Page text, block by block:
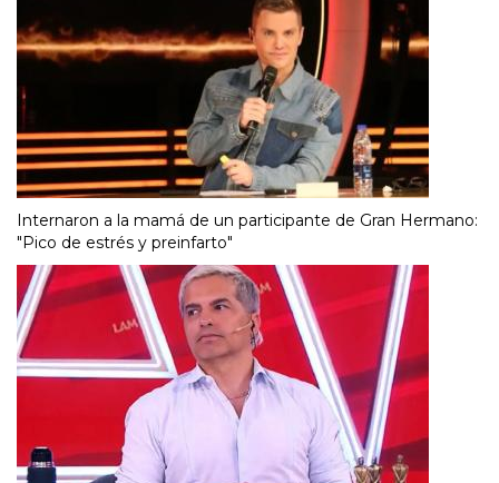
Internaron a la mamá de un participante de Gran Hermano:
"Pico de estrés y preinfarto"